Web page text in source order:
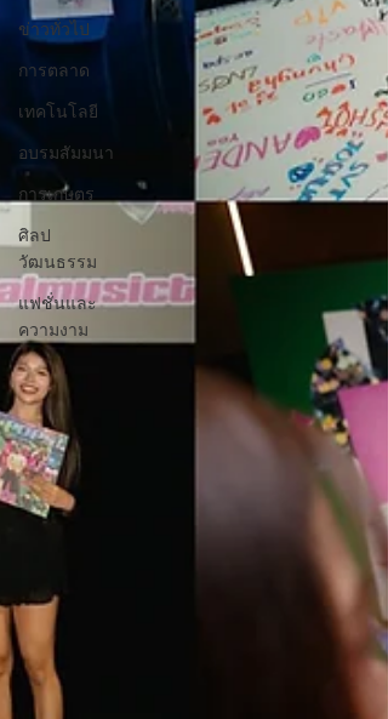
ข่าวทั่วไป
การตลาด
เทคโนโลยี
อบรมสัมมนา
การเกษตร
ศิลป
วัฒนธรรม
แฟชั่นและ
ความงาม